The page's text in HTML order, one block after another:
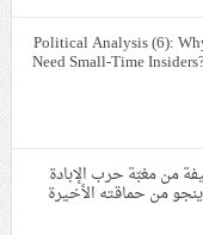
Political Analysis (6):
Need Small-Time
من مغبّة حرب الإبادة
من حماقته الأخيرة